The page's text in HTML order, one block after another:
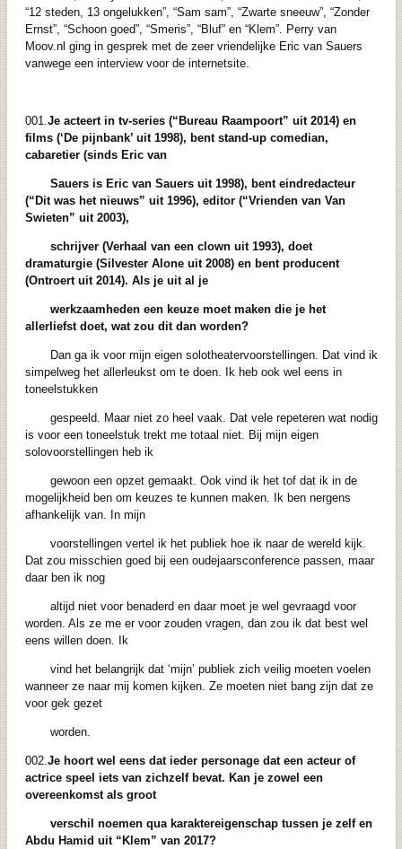
“12 steden, 13 ongelukken”, “Sam sam”, “Zwarte sneeuw”, “Zonder
Ernst”, “Schoon goed”, “Smeris”, “Bluf” en “Klem”. Perry van
Moov.nl ging in gesprek met de zeer vriendelijke Eric van Sauers
vanwege een interview voor de internetsite.
001.Je acteert in tv-series (“Bureau Raampoort” uit 2014) en
films (‘De pijnbank’ uit 1998), bent stand-up comedian,
cabaretier (sinds Eric van
Sauers is Eric van Sauers uit 1998), bent eindredacteur
(“Dit was het nieuws” uit 1996), editor (“Vrienden van Van
Swieten” uit 2003),
schrijver (Verhaal van een clown uit 1993), doet
dramaturgie (Silvester Alone uit 2008) en bent producent
(Ontroert uit 2014). Als je uit al je
werkzaamheden een keuze moet maken die je het
allerliefst doet, wat zou dit dan worden?
Dan ga ik voor mijn eigen solotheatervoorstellingen. Dat vind ik
simpelweg het allerleukst om te doen. Ik heb ook wel eens in
toneelstukken
gespeeld. Maar niet zo heel vaak. Dat vele repeteren wat nodig
is voor een toneelstuk trekt me totaal niet. Bij mijn eigen
solovoorstellingen heb ik
gewoon een opzet gemaakt. Ook vind ik het tof dat ik in de
mogelijkheid ben om keuzes te kunnen maken. Ik ben nergens
afhankelijk van. In mijn
voorstellingen vertel ik het publiek hoe ik naar de wereld kijk.
Dat zou misschien goed bij een oudejaarsconference passen, maar
daar ben ik nog
altijd niet voor benaderd en daar moet je wel gevraagd voor
worden. Als ze me er voor zouden vragen, dan zou ik dat best wel
eens willen doen. Ik
vind het belangrijk dat ‘mijn’ publiek zich veilig moeten voelen
wanneer ze naar mij komen kijken. Ze moeten niet bang zijn dat ze
voor gek gezet
worden.
002.Je hoort wel eens dat ieder personage dat een acteur of
actrice speel iets van zichzelf bevat. Kan je zowel een
overeenkomst als groot
verschil noemen qua karaktereigenschap tussen je zelf en
Abdu Hamid uit “Klem” van 2017?